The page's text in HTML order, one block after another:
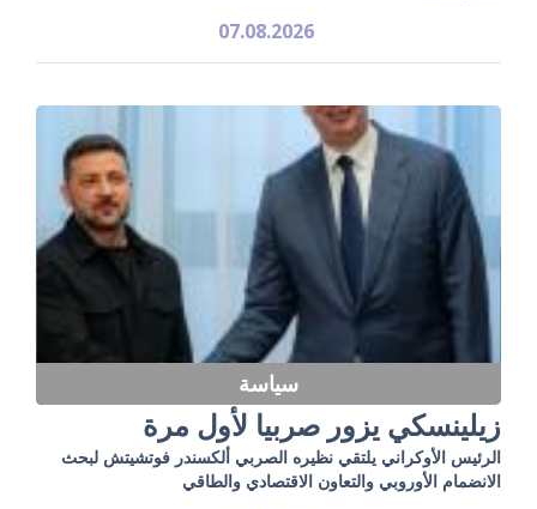
07.08.2026
سياسة
زيلينسكي يزور صربيا لأول مرة
الرئيس الأوكراني يلتقي نظيره الصربي ألكسندر فوتشيتش لبحث
الانضمام الأوروبي والتعاون الاقتصادي والطاقي